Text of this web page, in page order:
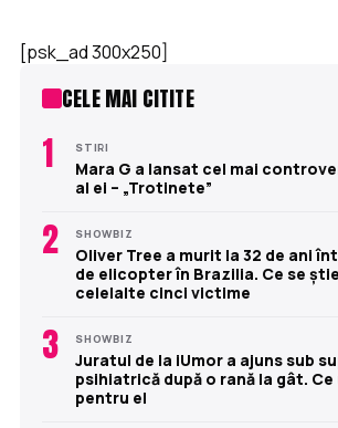
[psk_ad 300x250]
CELE MAI CITITE
1 STIRI
Mara G a lansat cel mai
al ei – „Trotinete”
2 SHOWBIZ
Oliver Tree a murit la 32 de ani
de elicopter în Brazilia. Ce se
celelalte cinci victime
3 SHOWBIZ
Juratul de la iUmor a ajuns sub
psihiatrică după o rană la gât.
pentru el